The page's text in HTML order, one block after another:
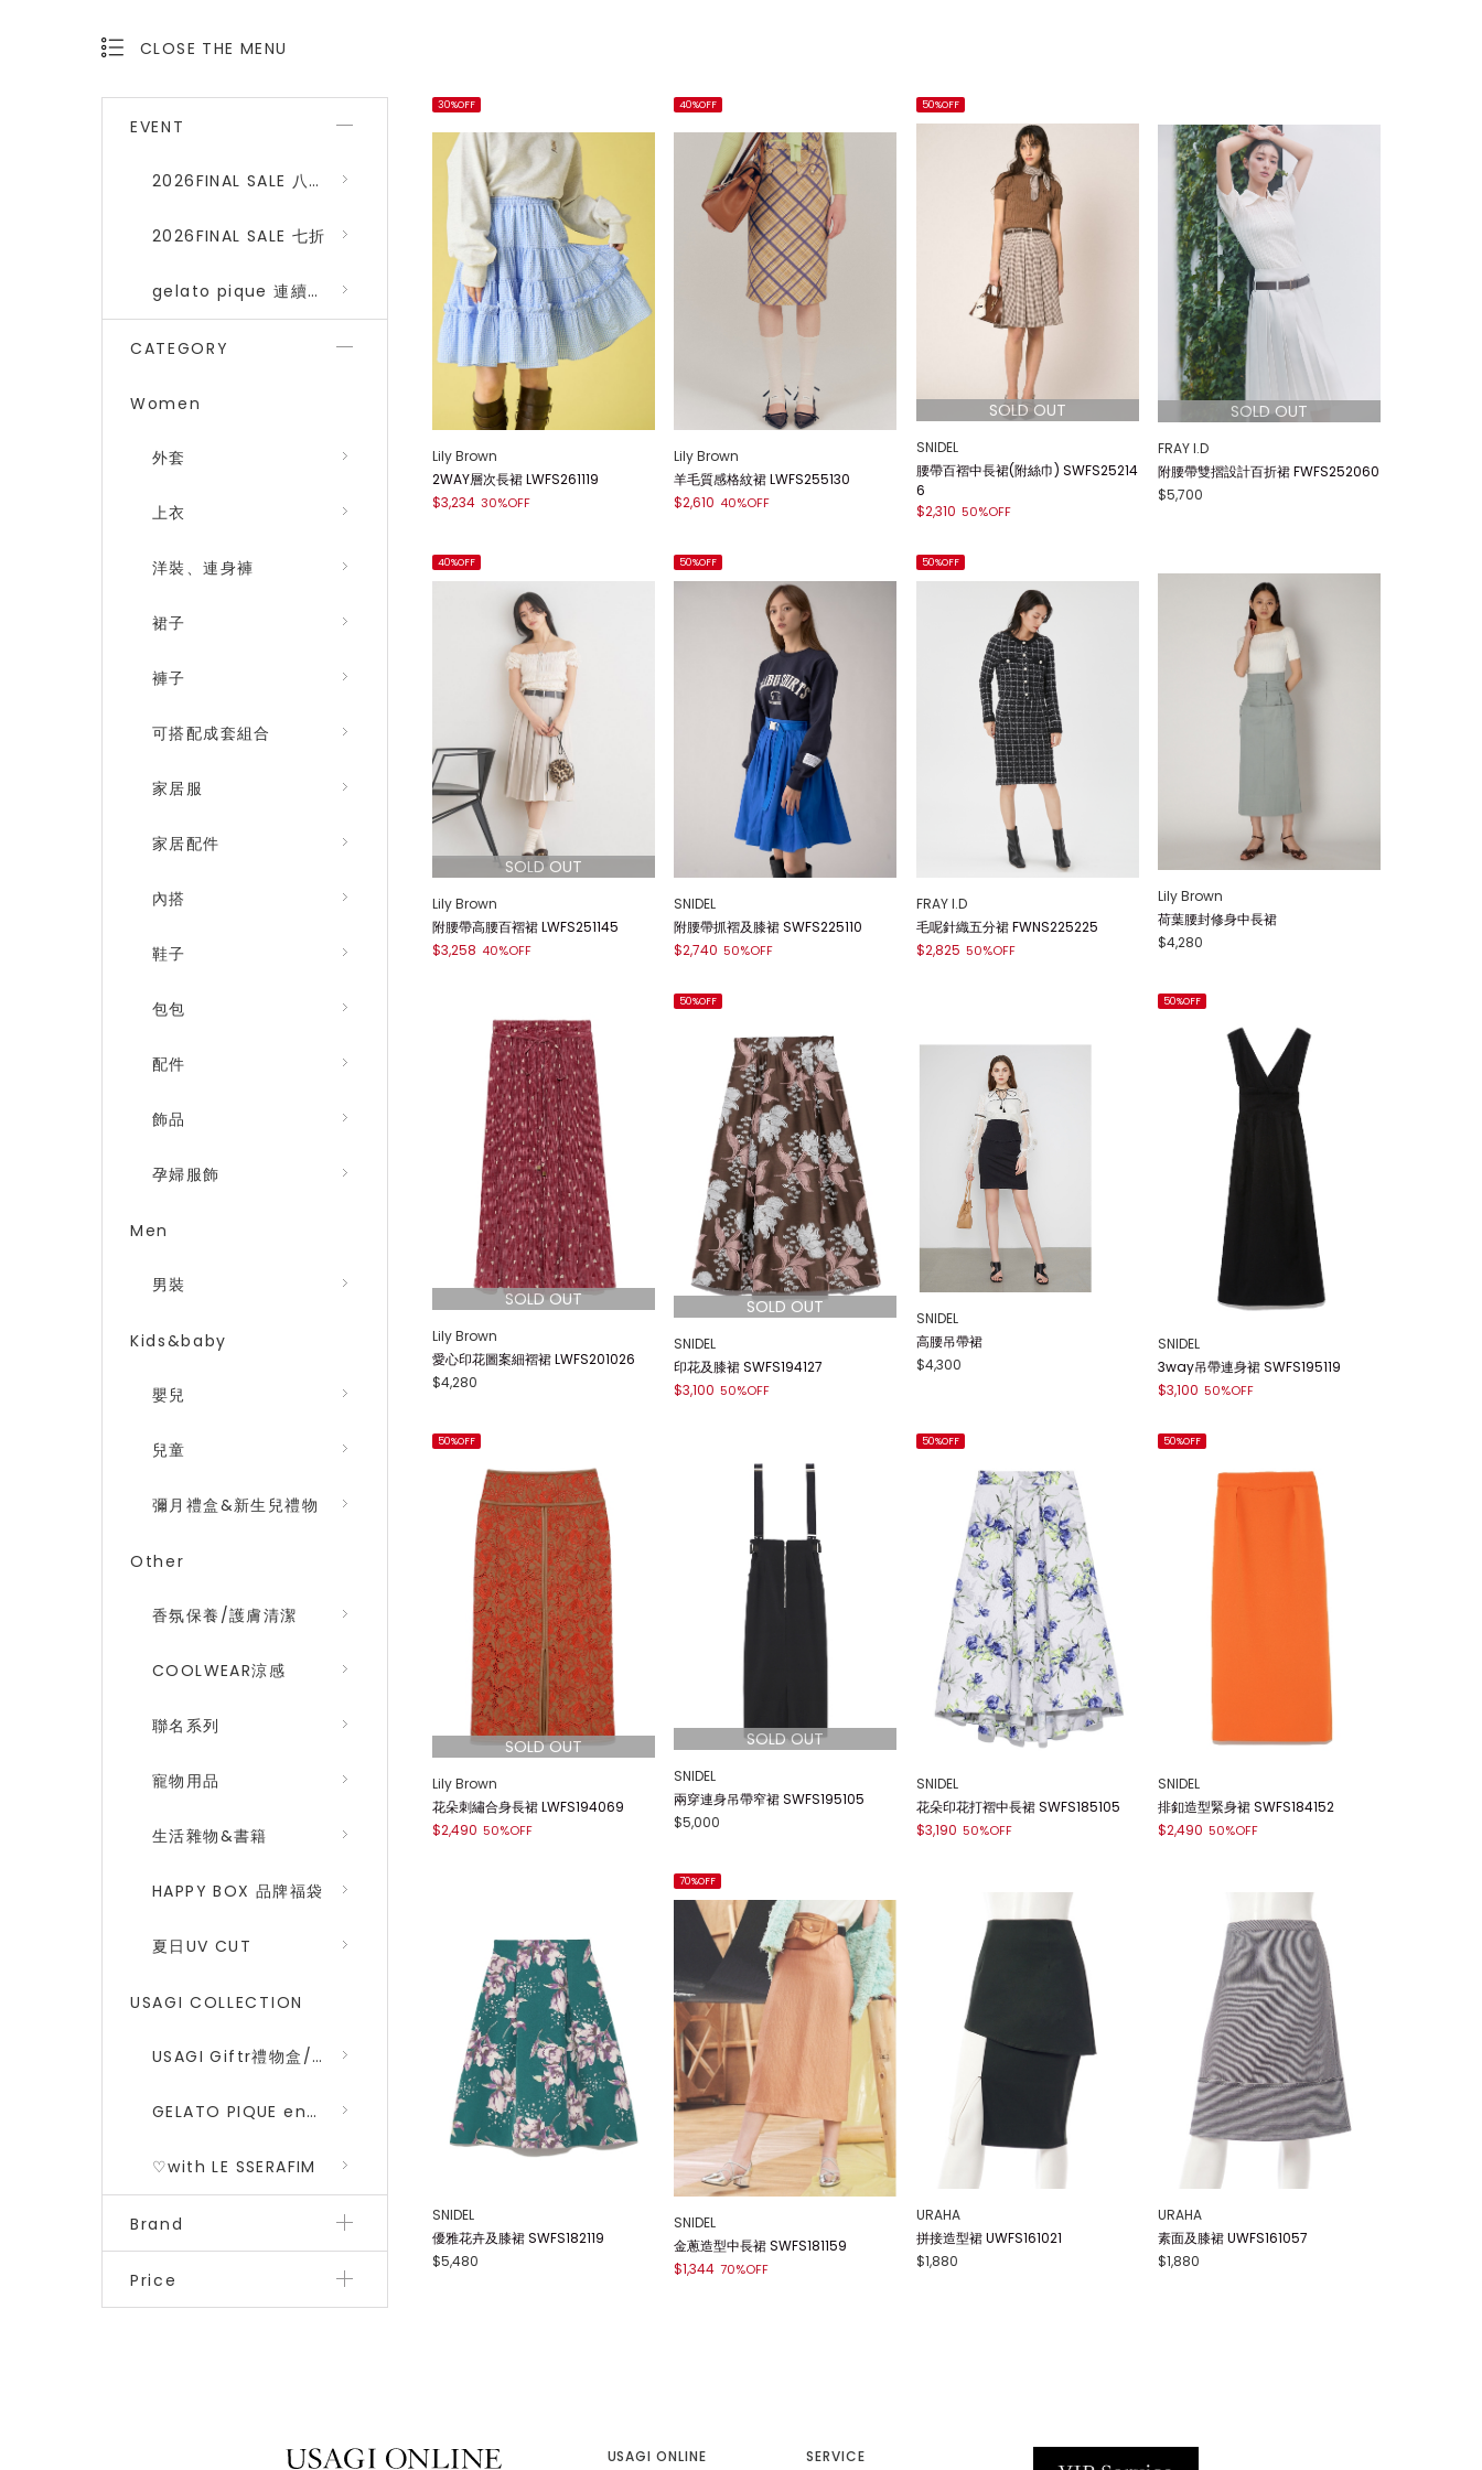
CLOSE THE MENU
EVENT
2026FINAL SALE 八折 (gelato pique、SNIDEL HOME)
2026FINAL SALE 七折
gelato pique 連續品番八折
CATEGORY
Women
外套
上衣
洋裝、連身褲
裙子
褲子
可搭配成套組合
家居服
家居配件
內搭
鞋子
包包
配件
飾品
孕婦服飾
Men
男裝
Kids&baby
嬰兒
兒童
彌月禮盒&新生兒禮物
Other
香氛保養/護膚清潔
COOLWEAR涼感
聯名系列
寵物用品
生活雜物&書籍
HAPPY BOX 品牌福袋
夏日UV CUT
USAGI COLLECTION
USAGI Giftr禮物盒/包裝盒
GELATO PIQUE encounters DRAGON QUEST 勇者鬥惡龍 二彈
♡with LE SSERAFIM
Brand
Price
30%OFF
Lily Brown
2WAY層次長裙 LWFS261119
$3,234 30%OFF
40%OFF
Lily Brown
羊毛質感格紋裙 LWFS255130
$2,610 40%OFF
50%OFF
SNIDEL
腰帶百褶中長裙(附絲巾) SWFS25214
6
$2,310 50%OFF
FRAY I.D
附腰帶雙摺設計百折裙 FWFS252060
$5,700
40%OFF
Lily Brown
附腰帶高腰百褶裙 LWFS251145
$3,258 40%OFF
50%OFF
SNIDEL
附腰帶抓褶及膝裙 SWFS225110
$2,740 50%OFF
50%OFF
FRAY I.D
毛呢針織五分裙 FWNS225225
$2,825 50%OFF
Lily Brown
荷葉腰封修身中長裙
$4,280
Lily Brown
愛心印花圖案細褶裙 LWFS201026
$4,280
50%OFF
SNIDEL
印花及膝裙 SWFS194127
$3,100 50%OFF
SNIDEL
高腰吊帶裙
$4,300
50%OFF
SNIDEL
3way吊帶連身裙 SWFS195119
$3,100 50%OFF
50%OFF
Lily Brown
花朵刺繡合身長裙 LWFS194069
$2,490 50%OFF
SNIDEL
兩穿連身吊帶窄裙 SWFS195105
$5,000
50%OFF
SNIDEL
花朵印花打褶中長裙 SWFS185105
$3,190 50%OFF
50%OFF
SNIDEL
排釦造型緊身裙 SWFS184152
$2,490 50%OFF
SNIDEL
優雅花卉及膝裙 SWFS182119
$5,480
70%OFF
SNIDEL
金蔥造型中長裙 SWFS181159
$1,344 70%OFF
URAHA
拼接造型裙 UWFS161021
$1,880
URAHA
素面及膝裙 UWFS161057
$1,880
USAGI ONLINE SERVICE